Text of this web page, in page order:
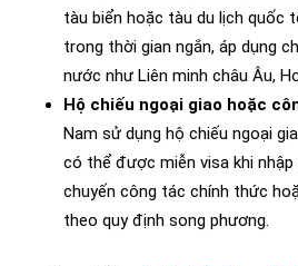
tàu biển hoặc tàu du lịch quốc
trong thời gian ngắn, áp dụng
nước như Liên minh châu Âu,
Hộ chiếu ngoại giao hoặc
Nam sử dụng hộ chiếu ngoại
có thể được miễn visa khi
chuyến công tác chính thức
theo quy định song phương.